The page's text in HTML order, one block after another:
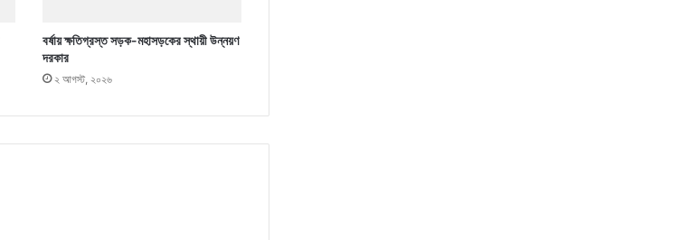
বর্ষায় ক্ষতিগ্রস্ত সড়ক-মহাসড়কের স্থায়ী উন্নয়ণ
দরকার
২ আগস্ট, ২০২৬